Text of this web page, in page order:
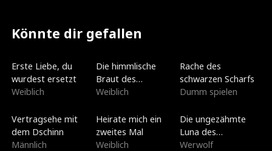
Könnte dir gefallen
Erste Liebe, du
wurdest ersetzt
Weiblich
Die himmlische
Braut des
Kriegsherrn
Weiblich
Rache des
schwarzen Scharfs
Dumm spielen
Vertragsehe mit
dem Dschinn
Männlich
Heirate mich ein
zweites Mal
Weiblich
Die ungezähmte
Luna des
Lykanerkönigs
Werwolf